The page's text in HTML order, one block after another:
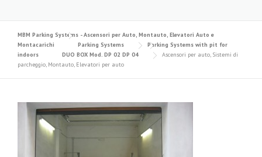
MBM Parking Systems - Ascensori per Auto, Montauto, Elevatori Auto e
Montacarichi
Parking Systems
Parking Systems with pit for
indoors
DUO BOX Mod. DP 02 DP 04
Ascensori per auto, Sistemi di
parcheggio, Montauto, Elevatori per auto